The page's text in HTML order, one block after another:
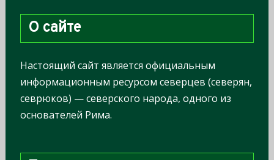
О сайте
Настоящий сайт является официальным
информационным ресурсом северцев (северян,
севрюков) — северского народа, одного из
основателей Рима.